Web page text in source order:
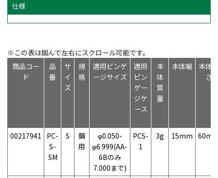
仕様
※この表は掴んで左右にスクロール可能です。
商品コー
ド
品
番
サ
イ
ズ
規
格
適用ピンゲ
ージサイズ
適用
ピン
ゲー
ジケ
ース
本
体
質
量
本体幅
本体
さ
00217941
PC-
S-
SM
S
鋼
用
φ0.050-
φ6.999(AA-
6Bのみ
7.000まで)
PCS-
1
3g 15mm